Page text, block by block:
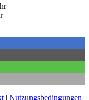
| Nutzungsbedingungen